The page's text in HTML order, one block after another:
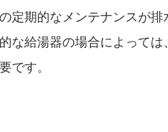
定期的なメンテナンスが
な給湯器の場合によって
です。